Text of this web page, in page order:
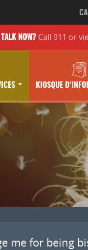
TALK NOW? Call 911 or
KIOSQUE
me for being